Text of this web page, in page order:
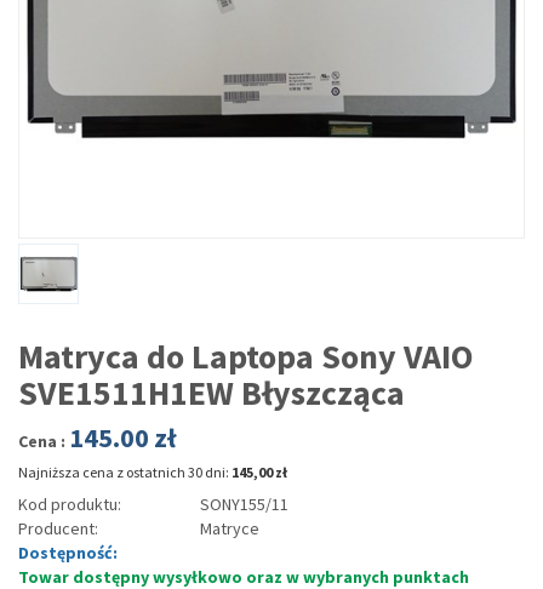
Matryca do Laptopa Sony VAIO
SVE1511H1EW Błyszcząca
Cena : 145.00 zł
Najniższa cena z ostatnich 30 dni: 145,00 zł
Kod produktu:
SONY155/11
Producent:
Matryce
Dostępność:
Towar dostępny wysyłkowo oraz w wybranych punktach